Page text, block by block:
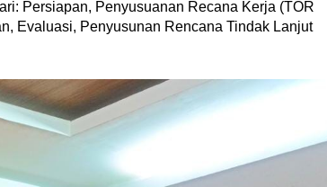
Persiapan, Penyusuanan Recana Kerja (TOR
Evaluasi, Penyusunan Rencana Tindak Lanjut